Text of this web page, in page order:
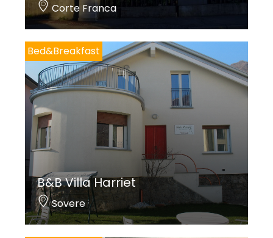
Corte Franca
Bed&Breakfast
B&B Villa Harriet
Sovere